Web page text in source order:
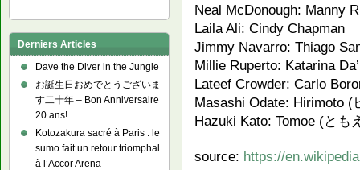
Neal McDonough: Manny
Laila Ali: Cindy Chapman
Jimmy Navarro: Thiago
Millie Ruperto: Katarina
Lateef Crowder: Carlo
Masashi Odate: Hirimoto (
Hazuki Kato: Tomoe (とも
source: https://
Derniers Articles
Dave the Diver in the Jungle
お誕生日おめでとうございま
す二十年 – Bon Anniversaire
20 ans!
Kotozakura sacré à Paris : le
sumo fait un retour triomphal
à l’Accor Arena